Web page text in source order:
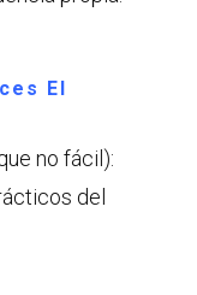
El
no fácil):
del